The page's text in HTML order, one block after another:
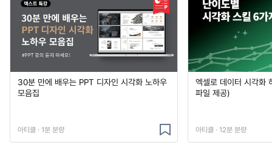
30분 만에 배우는 PPT 디자인 시각화 노하우
모음집
아티클 · 1분 분량
엑셀로 데이터 시각화
파일 제공)
아티클 · 12분 분량